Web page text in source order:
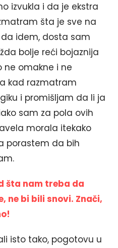
izvukla i da je ekstra
šta je sve na
idem, dosta sam
bolje reći bojaznija
omakne i ne
kad razmatram
i promišljam da li ja
sam za pola ovih
morala itekako
porastem da bih
šta nam treba da
ne bi bili snovi. Znači,
isto tako, pogotovu u